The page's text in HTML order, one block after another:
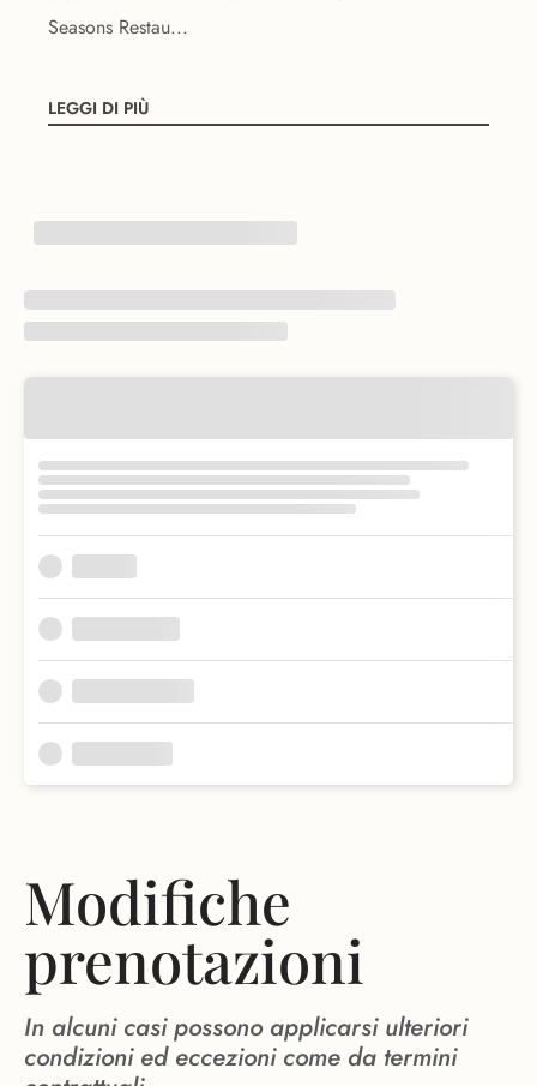
Seasons Restau...
LEGGI DI PIÙ
Modifiche
prenotazioni
In alcuni casi possono applicarsi ulteriori
condizioni ed eccezioni come da termini